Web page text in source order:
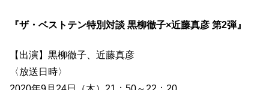
『ザ・ベストテン特別対談 黒柳徹子×近藤真彦 第2弾』
【出演】黒柳徹子、近藤真彦
〈放送日時〉